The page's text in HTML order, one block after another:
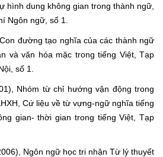
dung không gian trong thành ngữ,
Ngôn ngữ, số 1.
đường tạo nghĩa của các thành ngữ
và văn hóa mặc trong tiếng Việt, Tạp
số 1.
Nhóm từ chỉ hướng vận động trong
Cứ liệu về từ vựng-ngữ nghĩa tiếng
gian- thời gian trong tiếng Việt, Tạp
Ngôn ngữ học tri nhận Từ lý thuyết